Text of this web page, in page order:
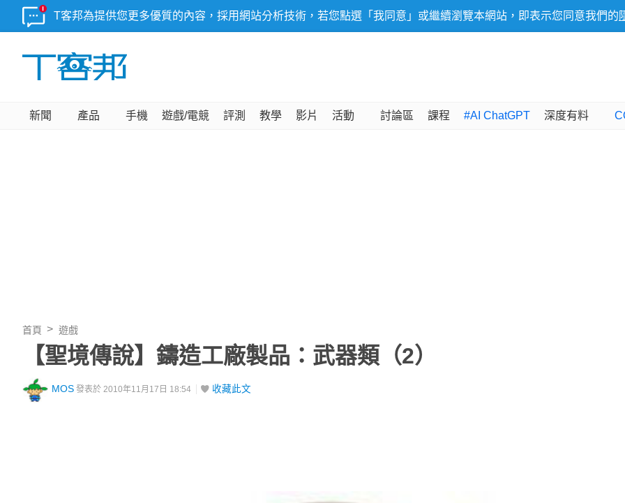
T客邦為提供您更多優質的內容，採用網站分析技術，若您點選「我同意」或繼續瀏覽本網站，即表示您同意我們的
新聞 產品 手機 遊戲/電競 評測 教學 影片 活動 討論區 課程 #AI ChatGPT 深度有料
首頁 遊戲
【聖境傳說】鑄造工廠製品：武器類（2）
MOS 發表於 2010年11月17日 18:54 收藏此文